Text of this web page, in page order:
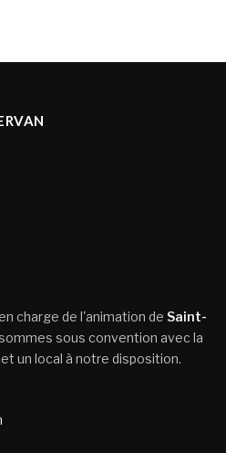
charge de l'animation de Saint-
sous convention avec la
un local à notre disposition.